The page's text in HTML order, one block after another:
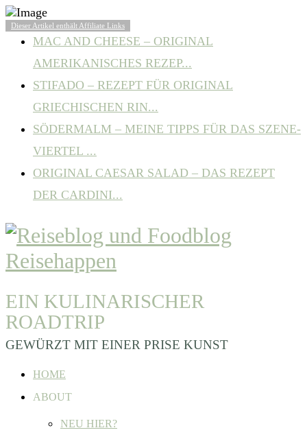
BELIEBTE ARTIKEL
MAC AND CHEESE – ORIGINAL
AMERIKANISCHES REZEP...
STIFADO – REZEPT FÜR ORIGINAL
GRIECHISCHEN RIN...
SÖDERMALM – MEINE TIPPS FÜR DAS SZENE-
VIERTEL ...
ORIGINAL CAESAR SALAD – DAS REZEPT
DER CARDINI...
EIN KULINARISCHER
ROADTRIP
GEWÜRZT MIT EINER PRISE KUNST
HOME
ABOUT
NEU HIER?
Dieser Artikel enthält Affiliate Links